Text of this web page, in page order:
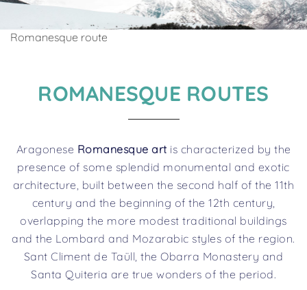
Romanesque route
ROMANESQUE ROUTES
Aragonese Romanesque art is characterized by the
presence of some splendid monumental and exotic
architecture, built between the second half of the 11th
century and the beginning of the 12th century,
overlapping the more modest traditional buildings
and the Lombard and Mozarabic styles of the region.
Sant Climent de Taüll, the Obarra Monastery and
Santa Quiteria are true wonders of the period.